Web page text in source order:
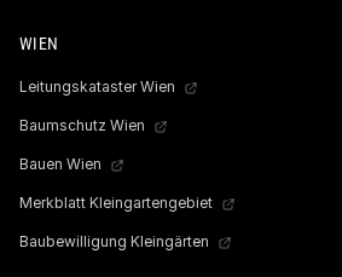
WIEN
Leitungskataster Wien
Baumschutz Wien
Bauen Wien
Merkblatt Kleingartengebiet
Baubewilligung Kleingärten